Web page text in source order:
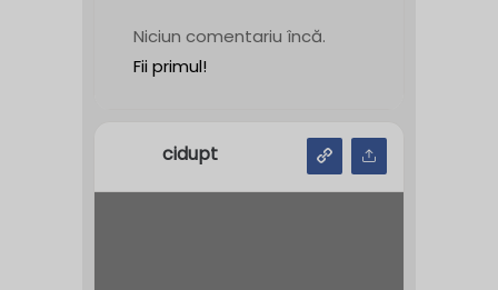
Niciun comentariu încă.
Fii primul!
cidupt